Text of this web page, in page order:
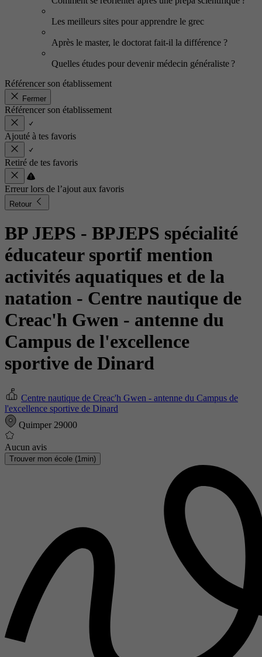
Les meilleurs sites pour apprendre le grec
Après le master, le doctorat fait-il la différence ?
Quelles études pour devenir médecin généraliste ?
Référencer son établissement
Fermer
Référencer son établissement
Ajouté à tes favoris
Retiré de tes favoris
Erreur lors de l’ajout aux favoris
Retour
BP JEPS - BPJEPS spécialité
éducateur sportif mention
activités aquatiques et de la
natation - Centre nautique de
Creac'h Gwen - antenne du
Campus de l'excellence
sportive de Dinard
Centre nautique de Creac'h Gwen - antenne du Campus de
l'excellence sportive de Dinard
Quimper 29000
Aucun avis
Trouver mon école (1min)